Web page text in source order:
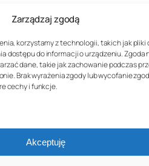
Zarządzaj zgodą
korzystamy z technologii, takich jak pliki
dostępu do informacji o urządzeniu. Zgoda
dane, takie jak zachowanie podczas
Brak wyrażenia zgody lub wycofanie
cechy i funkcje.
Akceptuję